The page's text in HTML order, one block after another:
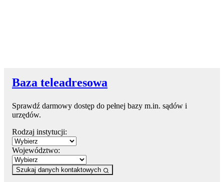
Baza teleadresowa
Sprawdź darmowy dostęp do pełnej bazy m.in. sądów i
urzędów.
Rodzaj instytucji:
Województwo:
Szukaj danych kontaktowych